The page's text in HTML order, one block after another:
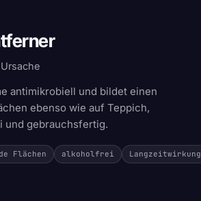
antimikrobiell und bildet einen
ebenso wie auf Teppich,
und gebrauchsfertig.
Flächen alkoholfrei Langzeitwirkung